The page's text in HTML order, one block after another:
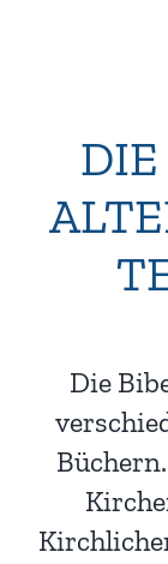
DIE
Die